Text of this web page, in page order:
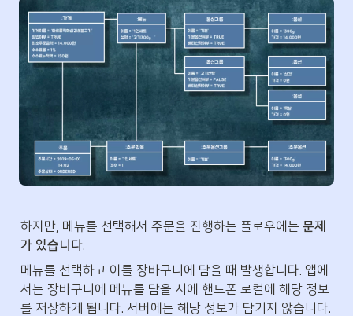
하지만, 메뉴를 선택해서 주문을 진행하는 플로우에는 문제
가 있습니다.
메뉴를 선택하고 이를 장바구니에 담을 때 발생합니다. 앱에
서는 장바구니에 메뉴를 담을 시에 핸드폰 로컬에 해당 정보
를 저장하게 됩니다. 서버에는 해당 정보가 담기지 않습니다.